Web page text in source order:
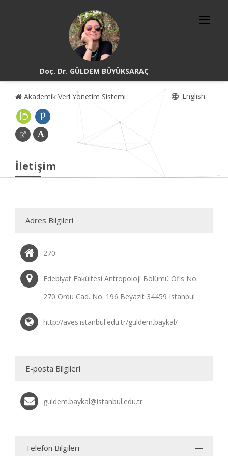
Doç. Dr. GÜLDEM BÜYÜKSARAÇ
Akademik Veri Yönetim Sistemi English
İletişim
Adres Bilgileri
270
Edebiyat Fakültesi Antropoloji Bölümü Ofis No.
270 Ordu Cad. No. 196 Beyazit 34459 Istanbul
http://aves.istanbul.edu.tr/guldem.baykal/
E-posta Bilgileri
guldem.baykal@istanbul.edu.tr
Telefon Bilgileri